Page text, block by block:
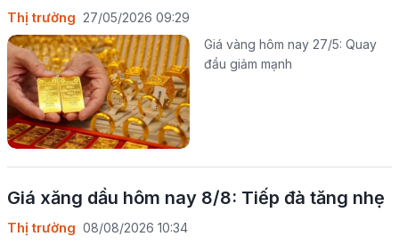
Thị trường 27/05/2026 09:29
Giá vàng hôm nay 27/5: Quay
đầu giảm mạnh
Giá xăng dầu hôm nay 8/8: Tiếp đà tăng nhẹ
Thị trường 08/08/2026 10:34